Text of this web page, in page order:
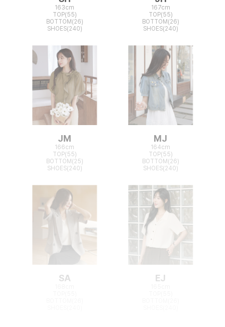
163cm
TOP(55)
BOTTOM(26)
SHOES(240)
167cm
TOP(55)
BOTTOM(26)
SHOES(240)
JM
166cm
TOP(55)
BOTTOM(25)
SHOES(240)
MJ
164cm
TOP(55)
BOTTOM(26)
SHOES(240)
SA EJ